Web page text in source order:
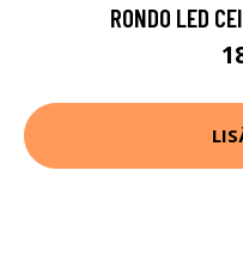
RONDO LED